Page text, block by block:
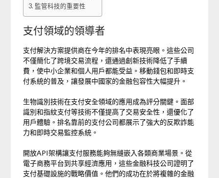
監管科技的重要性
支付領域的領導者
支付解決方案提供商在今年的排名中表現亮眼。這些公司
不僅簡化了跨境交易流程，還通過創新技術降低了手續
費，使中小企業和個人用戶都能受益。移動錢包和即時支
付系統的普及，讓發展中國家的金融包容性大幅提升。
生物識別技術在支付安全領域的應用成為評分關鍵。面部
識別和指紋支付等技術不僅提高了交易安全性，還優化了
用戶體驗。排名靠前的支付公司都展示了強大的反欺詐能
力和即時交易監控系統。
開放API架構讓支付服務能夠無縫嵌入各類商業場景。從
電子商務平台到共享經濟應用，這些金融科技公司證明了
支付基礎設施的戰略價值。他們的成功在於將複雜的金融